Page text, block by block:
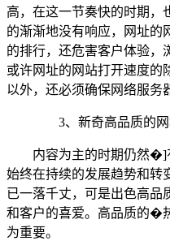
高，在这一节奏快的时期
的渐渐地没有响应，网址的
的排行，还危害客户体验，
或许网址的网站打开速度的
以外，还必须确保网络服务
3、新奇高品质的
内容为主的时期仍然�]
始终在持续的发展趋势和转
已一落千丈，可是出色高
和客户的喜爱。高品质的�
为重要。